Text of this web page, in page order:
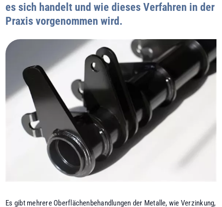
es sich handelt und wie dieses Verfahren in der
Praxis vorgenommen wird.
Es gibt mehrere Oberflächenbehandlungen der Metalle, wie Verzinkung,